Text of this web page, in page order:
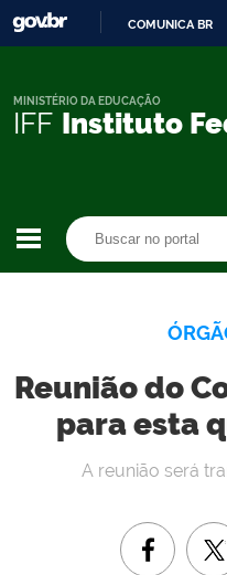
COMUNICA BR
IFF Instituto
MINISTÉRIO DA EDUCAÇÃO
Reunião do
para esta
A reunião será